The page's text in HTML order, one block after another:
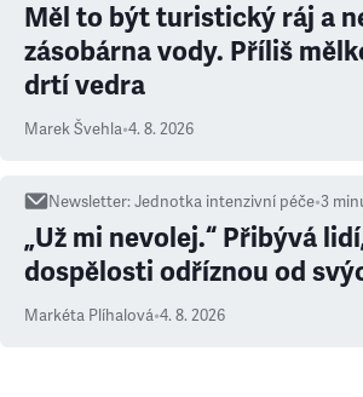
Měl to být turistický ráj a
zásobárna vody. Příliš
drtí vedra
Marek Švehla•4. 8. 2026
Newsletter:Jednotka intenzivní péče•3
„Už mi nevolej.“ Přibývá
dospělosti odříznou od
Markéta Plíhalová•4. 8. 2026